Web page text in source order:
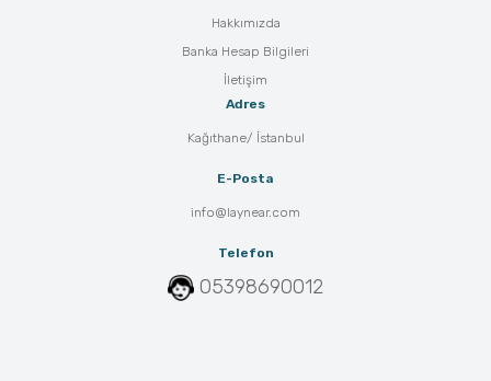
Hakkımızda
Banka Hesap Bilgileri
İletişim
Adres
Kağıthane/ İstanbul
E-Posta
info@laynear.com
Telefon
05398690012